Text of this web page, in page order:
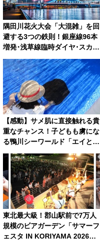
隅田川花火大会「大混雑」を回
避する3つの鉄則！銀座線96本
増発･浅草線臨時ダイヤ･スカイ
ツリー駅の規制まとめ 7/25開催
（2026年）
【感動】サメ肌に直接触れる貴
重なチャンス！子どもも虜にな
る鴨川シーワールド「エイとサ
メのタッチングプール」【夏休
み限定企画】
東北最大級！郡山駅前で7万人
規模のビアガーデン「サマーフ
ェスタ IN KORIYAMA 2026」